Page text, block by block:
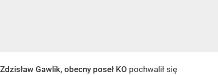
Zdzisław Gawlik, obecny poseł KO pochwalił się